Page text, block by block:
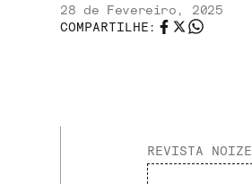
28 de Fevereiro, 2025
COMPARTILHE:
REVISTA NOIZE